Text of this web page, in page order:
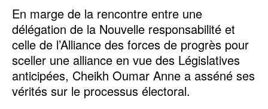
En marge de la rencontre entre une
délégation de la Nouvelle responsabilité et
celle de l’Alliance des forces de progrès pour
sceller une alliance en vue des Législatives
anticipées, Cheikh Oumar Anne a asséné ses
vérités sur le processus électoral.